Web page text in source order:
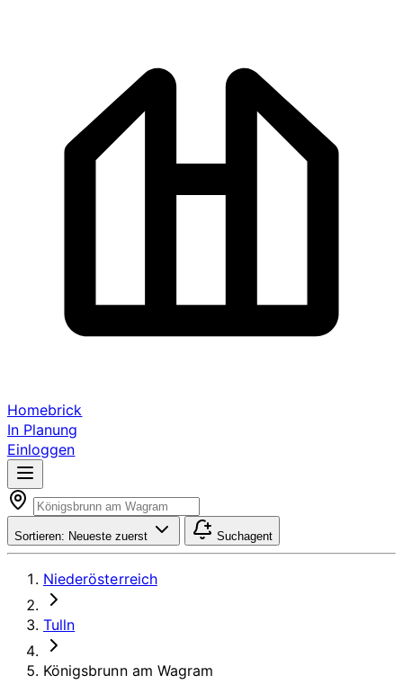
Homebrick
In Planung
Einloggen
Sortieren: Neueste zuerst Suchagent
Niederösterreich
Tulln
Königsbrunn am Wagram